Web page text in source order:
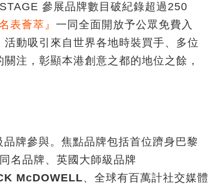
參展品牌數目破紀錄超過250
表薈萃』 一同全面開放予公眾免費入
活動吸引來自世界各地時裝買手、多位
注，彰顯本港創意之都的地位之餘，
牌參與。焦點品牌包括首位躋身巴黎
名品牌、英國大師級品牌
McDOWELL、全球有百萬計社交媒體